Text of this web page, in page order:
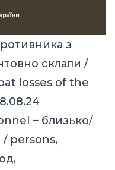
з
склали /
losses of the
‒ близько/
/ persons,